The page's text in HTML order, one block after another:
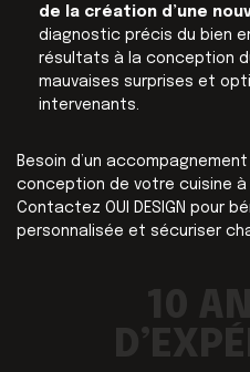
de la création d’une
diagnostic précis du bien
résultats à la conception
mauvaises surprises et
intervenants.
Besoin d’un
conception de votre cuisine à
Contactez OUI DESIGN pour
personnalisée et sécuriser